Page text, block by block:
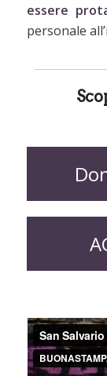
essere
personale